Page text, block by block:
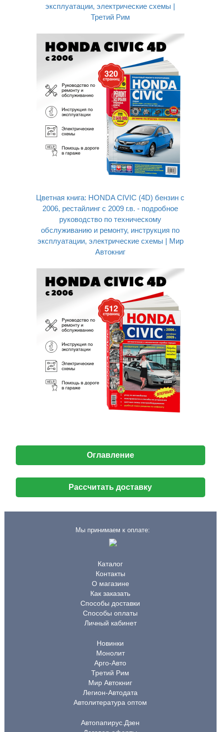
эксплуатации, электрические схемы |
Третий Рим
Цветная книга: HONDA CIVIC (4D) бензин с
2006, рестайлинг с 2009 г.в. - подробное
руководство по техническому
обслуживанию и ремонту, инструкция по
эксплуатации, электрические схемы | Мир
Автокниг
Оглавление
Рассчитать доставку
Мы принимаем к оплате:
Каталог
Контакты
О магазине
Как заказать
Способы доставки
Способы оплаты
Личный кабинет
Новинки
Монолит
Арго-Авто
Третий Рим
Мир Автокниг
Легион-Автодата
Автолитература оптом
Автопапирус.Дзен